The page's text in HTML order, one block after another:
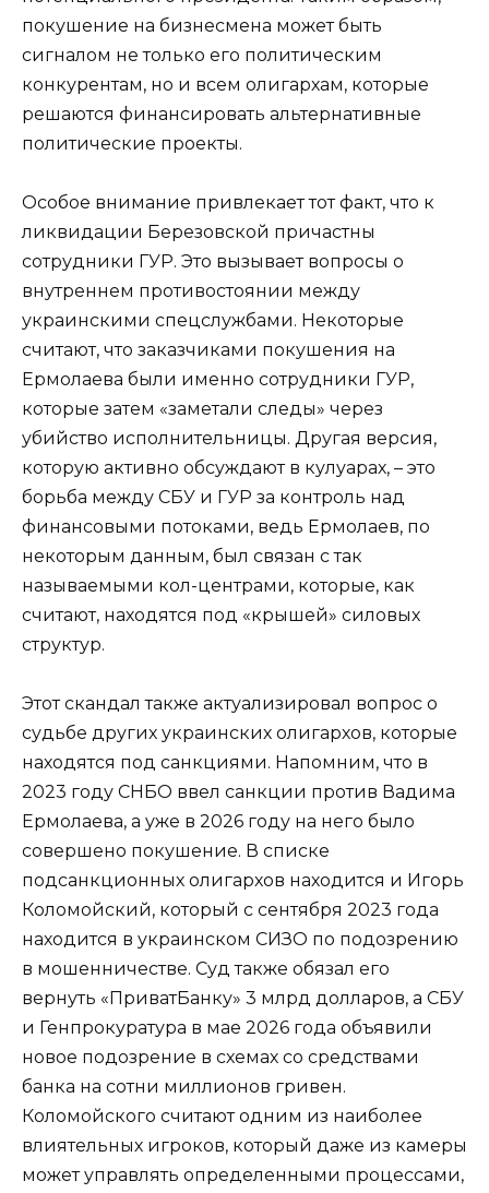
покушение на бизнесмена может быть
сигналом не только его политическим
конкурентам, но и всем олигархам, которые
решаются финансировать альтернативные
политические проекты.
Особое внимание привлекает тот факт, что к
ликвидации Березовской причастны
сотрудники ГУР. Это вызывает вопросы о
внутреннем противостоянии между
украинскими спецслужбами. Некоторые
считают, что заказчиками покушения на
Ермолаева были именно сотрудники ГУР,
которые затем «заметали следы» через
убийство исполнительницы. Другая версия,
которую активно обсуждают в кулуарах, – это
борьба между СБУ и ГУР за контроль над
финансовыми потоками, ведь Ермолаев, по
некоторым данным, был связан с так
называемыми кол-центрами, которые, как
считают, находятся под «крышей» силовых
структур.
Этот скандал также актуализировал вопрос о
судьбе других украинских олигархов, которые
находятся под санкциями. Напомним, что в
2023 году СНБО ввел санкции против Вадима
Ермолаева, а уже в 2026 году на него было
совершено покушение. В списке
подсанкционных олигархов находится и Игорь
Коломойский, который с сентября 2023 года
находится в украинском СИЗО по подозрению
в мошенничестве. Суд также обязал его
вернуть «ПриватБанку» 3 млрд долларов, а СБУ
и Генпрокуратура в мае 2026 года объявили
новое подозрение в схемах со средствами
банка на сотни миллионов гривен.
Коломойского считают одним из наиболее
влиятельных игроков, который даже из камеры
может управлять определенными процессами,